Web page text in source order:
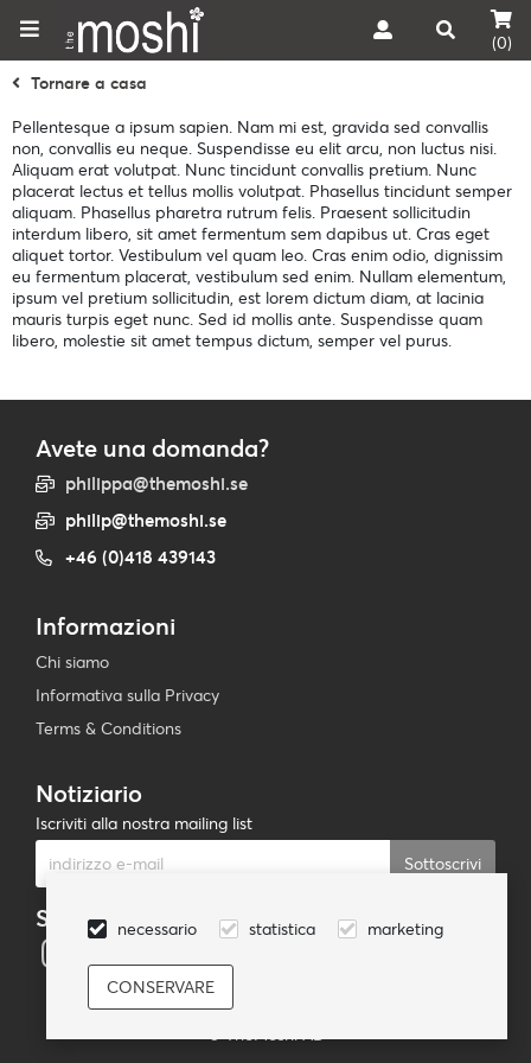
necessario statistica marketing
(0)
Tornare a casa
Pellentesque a ipsum sapien. Nam mi est, gravida sed convallis
non, convallis eu neque. Suspendisse eu elit arcu, non luctus nisi.
Aliquam erat volutpat. Nunc tincidunt convallis pretium. Nunc
placerat lectus et tellus mollis volutpat. Phasellus tincidunt semper
aliquam. Phasellus pharetra rutrum felis. Praesent sollicitudin
interdum libero, sit amet fermentum sem dapibus ut. Cras eget
aliquet tortor. Vestibulum vel quam leo. Cras enim odio, dignissim
eu fermentum placerat, vestibulum sed enim. Nullam elementum,
ipsum vel pretium sollicitudin, est lorem dictum diam, at lacinia
mauris turpis eget nunc. Sed id mollis ante. Suspendisse quam
libero, molestie sit amet tempus dictum, semper vel purus.
Avete una domanda?
philippa@themoshi.se
philip@themoshi.se
+46 (0)418 439143
Informazioni
Chi siamo
Informativa sulla Privacy
Terms & Conditions
Notiziario
Iscriviti alla nostra mailing list
Sottoscrivi
Seguici
© TheMoshi AB